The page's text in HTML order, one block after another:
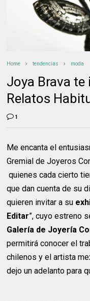
Home tendencias moda
Joya Brava
Relatos
1
Me encanta el
Gremial de Joyeros
quienes cada cierto
que dan cuenta de su
quieren invitar a su
Editar”, cuyo estreno
Galería de Joyería
permitirá conocer el
chilenos y el artista
dejo un adelanto para